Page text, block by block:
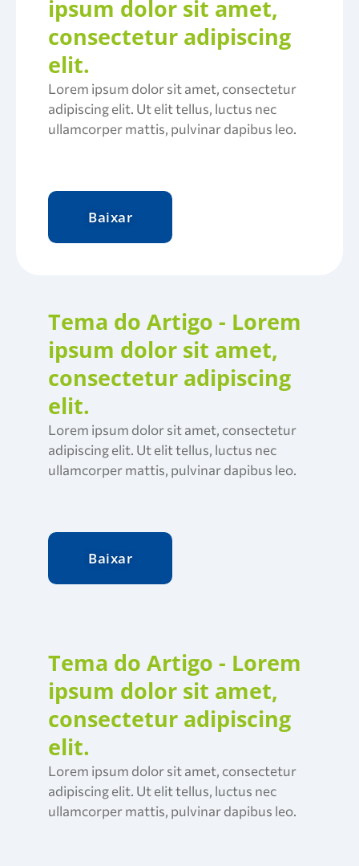
ipsum dolor sit amet,
consectetur adipiscing
elit.
Lorem ipsum dolor sit amet, consectetur
adipiscing elit. Ut elit tellus, luctus nec
ullamcorper mattis, pulvinar dapibus leo.
Baixar
Tema do Artigo - Lorem
ipsum dolor sit amet,
consectetur adipiscing
elit.
Lorem ipsum dolor sit amet, consectetur
adipiscing elit. Ut elit tellus, luctus nec
ullamcorper mattis, pulvinar dapibus leo.
Baixar
Tema do Artigo - Lorem
ipsum dolor sit amet,
consectetur adipiscing
elit.
Lorem ipsum dolor sit amet, consectetur
adipiscing elit. Ut elit tellus, luctus nec
ullamcorper mattis, pulvinar dapibus leo.